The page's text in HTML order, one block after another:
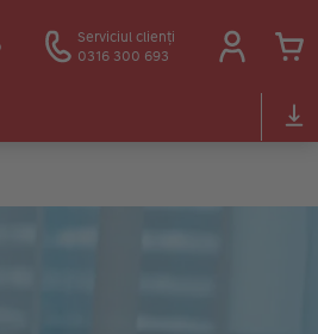
Serviciul clienți
0316 300 693